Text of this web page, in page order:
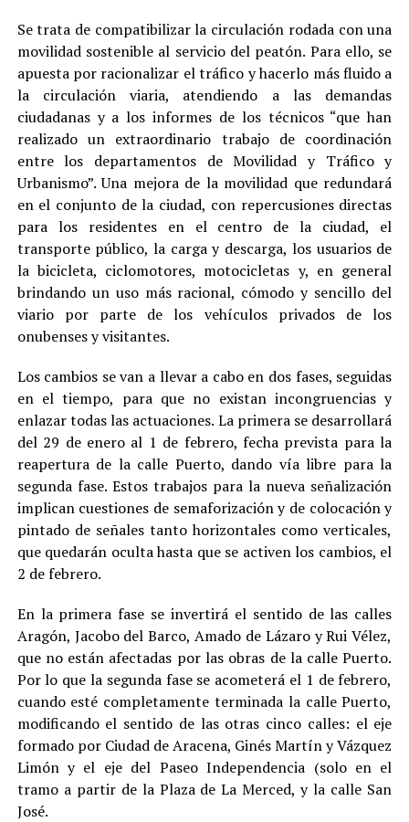
Se trata de compatibilizar la circulación rodada con una
movilidad sostenible al servicio del peatón. Para ello, se
apuesta por racionalizar el tráfico y hacerlo más fluido a
la circulación viaria, atendiendo a las demandas
ciudadanas y a los informes de los técnicos “que han
realizado un extraordinario trabajo de coordinación
entre los departamentos de Movilidad y Tráfico y
Urbanismo”. Una mejora de la movilidad que redundará
en el conjunto de la ciudad, con repercusiones directas
para los residentes en el centro de la ciudad, el
transporte público, la carga y descarga, los usuarios de
la bicicleta, ciclomotores, motocicletas y, en general
brindando un uso más racional, cómodo y sencillo del
viario por parte de los vehículos privados de los
onubenses y visitantes.
Los cambios se van a llevar a cabo en dos fases, seguidas
en el tiempo, para que no existan incongruencias y
enlazar todas las actuaciones. La primera se desarrollará
del 29 de enero al 1 de febrero, fecha prevista para la
reapertura de la calle Puerto, dando vía libre para la
segunda fase. Estos trabajos para la nueva señalización
implican cuestiones de semaforización y de colocación y
pintado de señales tanto horizontales como verticales,
que quedarán oculta hasta que se activen los cambios, el
2 de febrero.
En la primera fase se invertirá el sentido de las calles
Aragón, Jacobo del Barco, Amado de Lázaro y Rui Vélez,
que no están afectadas por las obras de la calle Puerto.
Por lo que la segunda fase se acometerá el 1 de febrero,
cuando esté completamente terminada la calle Puerto,
modificando el sentido de las otras cinco calles: el eje
formado por Ciudad de Aracena, Ginés Martín y Vázquez
Limón y el eje del Paseo Independencia (solo en el
tramo a partir de la Plaza de La Merced, y la calle San
José.